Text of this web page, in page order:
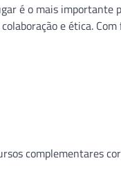
é o mais importante
e ética. Com
complementares